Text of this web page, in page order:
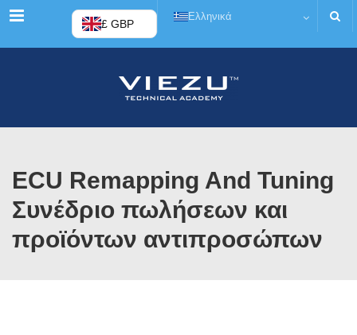
Μενού £ GBP
Ελληνικά
ECU Remapping And Tuning
Συνέδριο πωλήσεων και
προϊόντων αντιπροσώπων